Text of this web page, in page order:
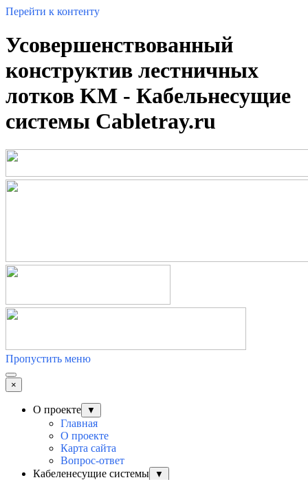
Перейти к контенту
Усовершенствованный
конструктив лестничных
лотков KM - Кабельнесущие
системы Cabletray.ru
Пропустить меню
×
О проекте ▼
Главная
О проекте
Карта сайта
Вопрос-ответ
Кабеленесущие системы
▼